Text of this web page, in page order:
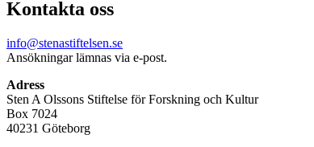
Kontakta oss
info@stenastiftelsen.se
Ansökningar lämnas via e-post.
Adress
Sten A Olssons Stiftelse för Forskning och Kultur
Box 7024
40231 Göteborg